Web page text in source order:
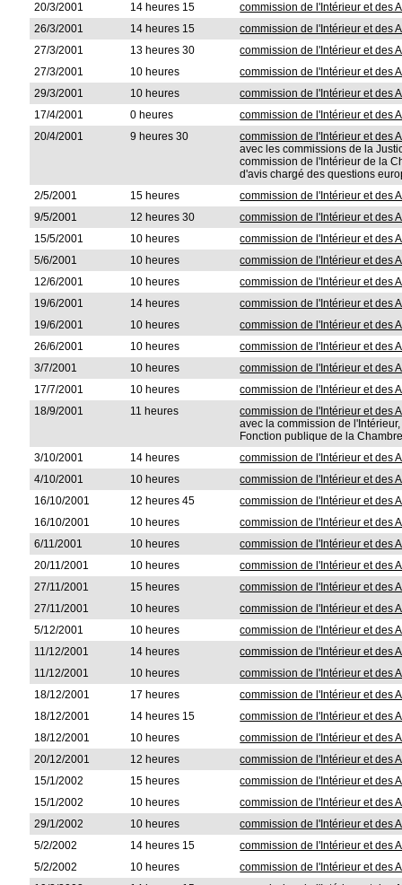
20/3/2001
14 heures 15
commission de l'Intérieur et des
26/3/2001
14 heures 15
commission de l'Intérieur et des
27/3/2001
13 heures 30
commission de l'Intérieur et des
27/3/2001
10 heures
commission de l'Intérieur et des
29/3/2001
10 heures
commission de l'Intérieur et des
17/4/2001
0 heures
commission de l'Intérieur et des
20/4/2001
9 heures 30
commission de l'Intérieur et des
avec les commissions de la
commission de l'Intérieur de la
d'avis chargé des questions
2/5/2001
15 heures
commission de l'Intérieur et des
9/5/2001
12 heures 30
commission de l'Intérieur et des
15/5/2001
10 heures
commission de l'Intérieur et des
5/6/2001
10 heures
commission de l'Intérieur et des
12/6/2001
10 heures
commission de l'Intérieur et des
19/6/2001
14 heures
commission de l'Intérieur et des
19/6/2001
10 heures
commission de l'Intérieur et des
26/6/2001
10 heures
commission de l'Intérieur et des
3/7/2001
10 heures
commission de l'Intérieur et des
17/7/2001
10 heures
commission de l'Intérieur et des
18/9/2001
11 heures
commission de l'Intérieur et des
avec la commission de
Fonction publique de la
3/10/2001
14 heures
commission de l'Intérieur et des
4/10/2001
10 heures
commission de l'Intérieur et des
16/10/2001
12 heures 45
commission de l'Intérieur et des
16/10/2001
10 heures
commission de l'Intérieur et des
6/11/2001
10 heures
commission de l'Intérieur et des
20/11/2001
10 heures
commission de l'Intérieur et des
27/11/2001
15 heures
commission de l'Intérieur et des
27/11/2001
10 heures
commission de l'Intérieur et des
5/12/2001
10 heures
commission de l'Intérieur et des
11/12/2001
14 heures
commission de l'Intérieur et des
11/12/2001
10 heures
commission de l'Intérieur et des
18/12/2001
17 heures
commission de l'Intérieur et des
18/12/2001
14 heures 15
commission de l'Intérieur et des
18/12/2001
10 heures
commission de l'Intérieur et des
20/12/2001
12 heures
commission de l'Intérieur et des
15/1/2002
15 heures
commission de l'Intérieur et des
15/1/2002
10 heures
commission de l'Intérieur et des
29/1/2002
10 heures
commission de l'Intérieur et des
5/2/2002
14 heures 15
commission de l'Intérieur et des
5/2/2002
10 heures
commission de l'Intérieur et des